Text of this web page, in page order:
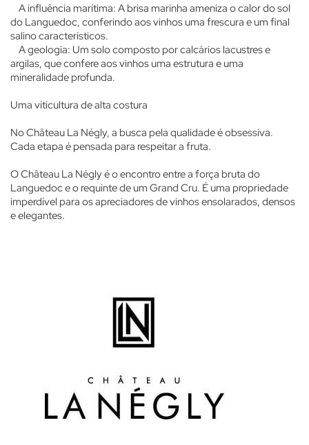
A influência marítima: A brisa marinha ameniza o calor do sol
do Languedoc, conferindo aos vinhos uma frescura e um final
salino característicos.
A geologia: Um solo composto por calcários lacustres e
argilas, que confere aos vinhos uma estrutura e uma
mineralidade profunda.
Uma viticultura de alta costura
No Château La Négly, a busca pela qualidade é obsessiva.
Cada etapa é pensada para respeitar a fruta.
O Château La Négly é o encontro entre a força bruta do
Languedoc e o requinte de um Grand Cru. É uma propriedade
imperdível para os apreciadores de vinhos ensolarados, densos
e elegantes.